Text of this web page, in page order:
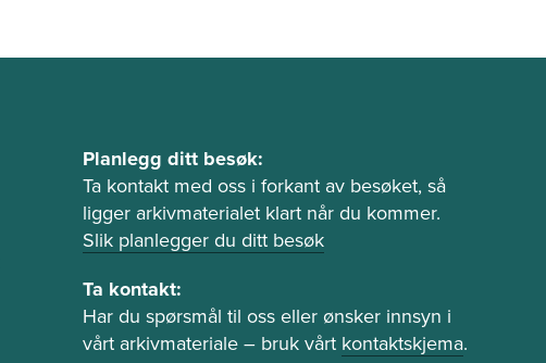
P
l
a
n
e
g
g
Planlegg ditt besøk:
Ta kontakt med oss i forkant av besøket, så
ligger arkivmaterialet klart når du kommer.
Slik planlegger du ditt besøk
Ta kontakt:
Har du spørsmål til oss eller ønsker innsyn i
vårt arkivmateriale – bruk vårt kontaktskjema.